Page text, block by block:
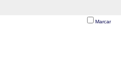
Marcar